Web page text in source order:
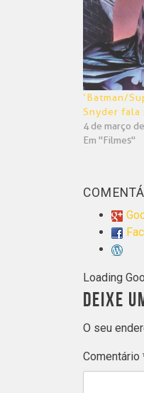
nova
janela)
‘Batman/
Snyder fala
4 de março
Em "Filmes"
Loading
DEIXE
O seu
Comentário